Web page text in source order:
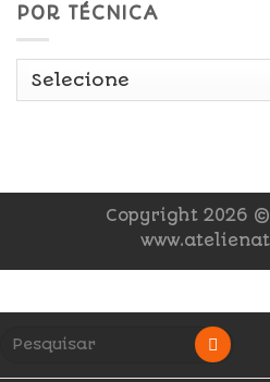
POR TÉCNICA
Copyright 2026 ©